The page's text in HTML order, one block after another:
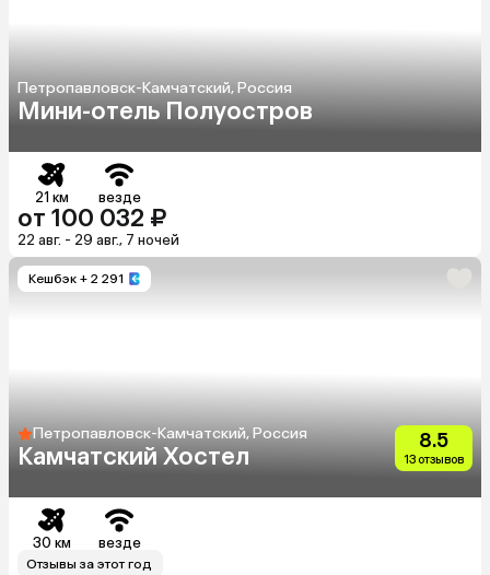
Петропавловск-Камчатский, Россия
Мини-отель Полуостров
21 км везде
от 100 032 ₽
22 авг. - 29 авг., 7 ночей
Кешбэк + 2 291
Петропавловск-Камчатский, Россия
Камчатский Хостел
8.5
13 отзывов
30 км везде
Отзывы за этот год